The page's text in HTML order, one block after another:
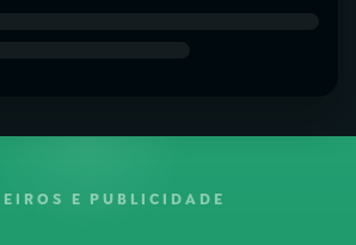
E PUBLICIDADE